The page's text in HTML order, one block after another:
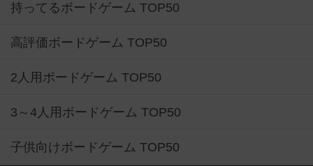
持ってるボードゲーム TOP50
高評価ボードゲーム TOP50
2人用ボードゲーム TOP50
3～4人用ボードゲーム TOP50
子供向けボードゲーム TOP50